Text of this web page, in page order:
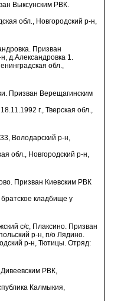
Выксунским РВК.
обл., Новгородский р-н,
Призван
д.Александровка 1.
обл.,
Призван Верещагинским
г., Тверская обл.,
Володарский р-н,
обл., Новгородский р-н,
Призван Киевским РВК
кладбище у
с/с, Плаксино. Призван
р-н, п/о Лядино.
р-н, Тютицы. Отряд:
РВК,
Калмыкия,